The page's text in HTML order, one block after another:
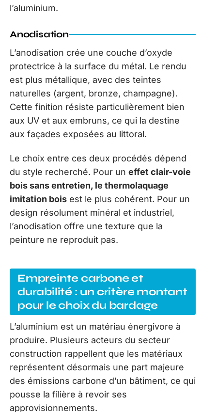
l’aluminium.
Anodisation
L’anodisation crée une couche d’oxyde
protectrice à la surface du métal. Le rendu
est plus métallique, avec des teintes
naturelles (argent, bronze, champagne).
Cette finition résiste particulièrement bien
aux UV et aux embruns, ce qui la destine
aux façades exposées au littoral.
Le choix entre ces deux procédés dépend
du style recherché. Pour un effet clair-voie
bois sans entretien, le thermolaquage
imitation bois est le plus cohérent. Pour un
design résolument minéral et industriel,
l’anodisation offre une texture que la
peinture ne reproduit pas.
Empreinte carbone et
durabilité : un critère montant
pour le choix du bardage
L’aluminium est un matériau énergivore à
produire. Plusieurs acteurs du secteur
construction rappellent que les matériaux
représentent désormais une part majeure
des émissions carbone d’un bâtiment, ce qui
pousse la filière à revoir ses
approvisionnements.